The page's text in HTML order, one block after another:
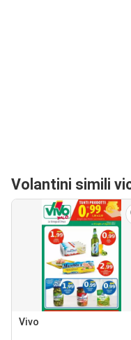
Volantini simili
Vivo